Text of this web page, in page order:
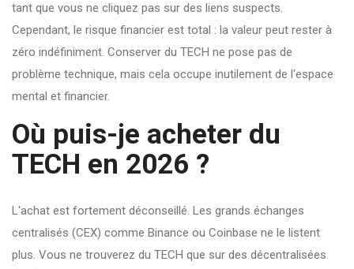
tant que vous ne cliquez pas sur des liens suspects.
Cependant, le risque financier est total : la valeur peut rester à
zéro indéfiniment. Conserver du TECH ne pose pas de
problème technique, mais cela occupe inutilement de l'espace
mental et financier.
Où puis-je acheter du
TECH en 2026 ?
L'achat est fortement déconseillé. Les grands échanges
centralisés (CEX) comme Binance ou Coinbase ne le listent
plus. Vous ne trouverez du TECH que sur des décentralisées